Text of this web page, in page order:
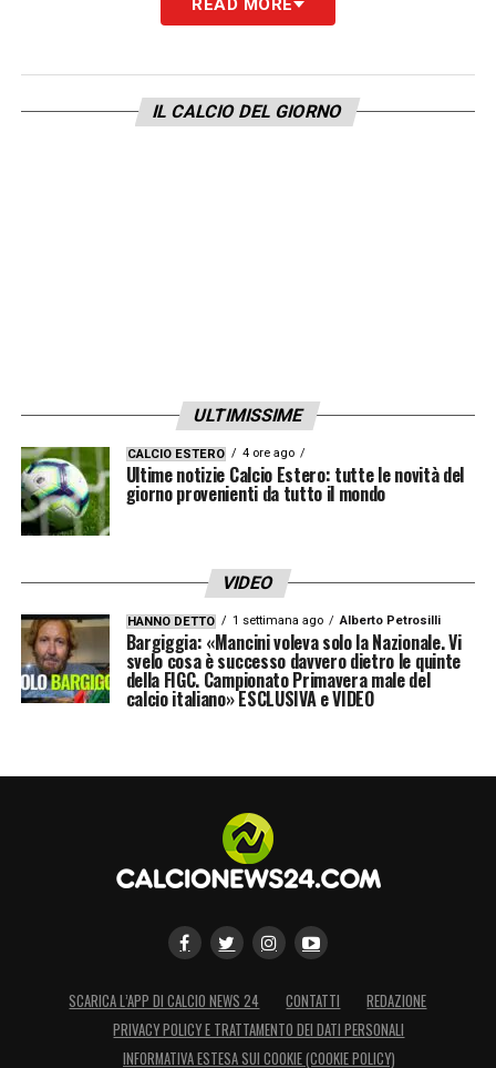
IV: PEZZUTO
VAR: PAIRETTO
IV: GHERSINI
VAR: VALERI
AVAR: PATERNA
MILAN – FIORENTINASabato 25/11
DI BELLO
DEI GIUDICI – MARGANI
IV: RAPUANO
VAR: MAZZOLENI
AVAR: PAGNOTTA
CAGLIARI – MONZA h. 12.30
MARCHETTI
VECCHI – PERROTTI
READ MORE
IL CALCIO DEL GIORNO
ULTIMISSIME
CALCIO ESTERO 4 ore ago
Ultime notizie Calcio Estero: tutte le novità del
giorno provenienti da tutto il mondo
VIDEO
HANNO DETTO 1 settimana ago Alberto Petrosilli
Bargiggia: «Mancini voleva solo la Nazionale. Vi
svelo cosa è successo davvero dietro le quinte
della FIGC. Campionato Primavera male del
calcio italiano» ESCLUSIVA e VIDEO
SCARICA L’APP DI CALCIO NEWS 24 CONTATTI
REDAZIONE
PRIVACY POLICY E TRATTAMENTO DEI DATI PERSONALI
INFORMATIVA ESTESA SUI COOKIE (COOKIE POLICY)